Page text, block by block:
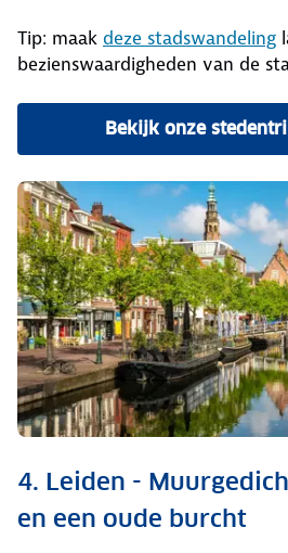
Tip: maak deze stadswandeling
bezienswaardigheden van de
Bekijk onze
4. Leiden -
en een oude burcht